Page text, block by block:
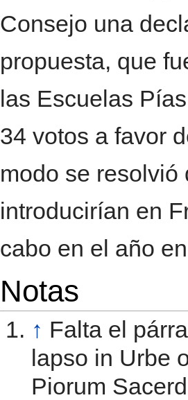
Consejo una
propuesta, que
las Escuelas
34 votos a favor
modo se
introducirían en
cabo en el año
Notas
↑ Falta el
lapso in Urbe
Piorum